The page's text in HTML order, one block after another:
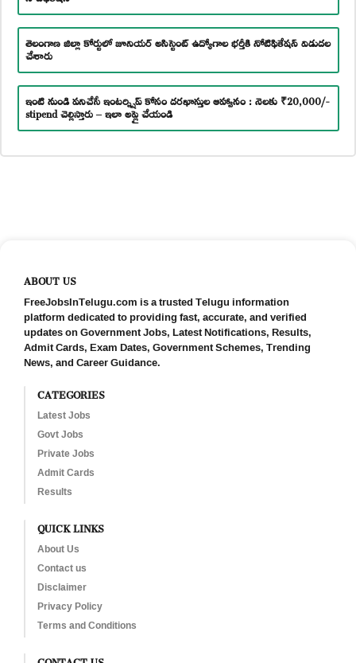
తెలంగాణ జిల్లా కోర్టులో జూనియర్ అసిస్టెంట్ ఉద్యోగాల భర్తీకి నోటిఫికేషన్ విడుదల
చేశారు
ఇంటి నుండి పనిచేసే ఇంటర్న్షిప్ కోసం దరఖాస్తుల ఆహ్వానం : నెలకు ₹20,000/-
stipend చెల్లిస్తారు – ఇలా అప్లై చేయండి
ABOUT US
FreeJobsInTelugu.com is a trusted Telugu information
platform dedicated to providing fast, accurate, and verified
updates on Government Jobs, Latest Notifications, Results,
Admit Cards, Exam Dates, Government Schemes, Trending
News, and Career Guidance.
CATEGORIES
Latest Jobs
Govt Jobs
Private Jobs
Admit Cards
Results
QUICK LINKS
About Us
Contact us
Disclaimer
Privacy Policy
Terms and Conditions